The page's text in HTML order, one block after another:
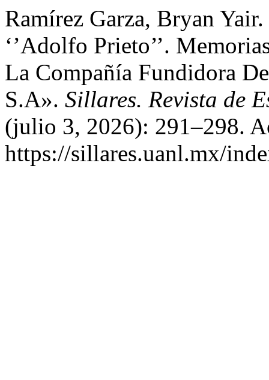
Ramírez Garza, Bryan
‘’Adolfo Prieto’’.
La Compañía Fundidora
S.A». Sillares. Revista de
(julio 3, 2026): 291–298.
https://sillares.uanl.mx/